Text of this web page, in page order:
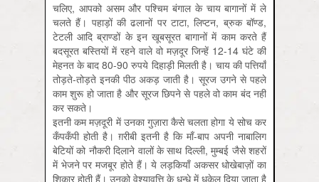
चलिए, आपको असम और पश्चिम बंगाल के चाय बागानों में ले
चलते हैं। पहाड़ों की ढलानों पर टाटा, लिप्टन, ब्रुक बॉण्ड,
टेटली आदि ब्राण्डों के इन खूबसूरत बागानों में काम करते हैं
बदसूरत बस्तियों में रहने वाले वो मज़दूर जिन्हें 12-14 घंटे की
मेहनत के बाद 80-90 रुपये दिहाड़ी मिलती है। चाय की पत्तियाँ
तोड़ते-तोड़ते इनकी पीठ अकड़ जाती है। सूरज उगने से पहले
काम शुरू हो जाता है और सूरज छिपने से पहले वो काम बंद नहीं
कर सकते।
इतनी कम मज़दूरी में उनका गुज़ारा कैसे चलता होगा ये सोच कर
कँपकँपी होती है। ग़रीबी इतनी है कि माँ-बाप अपनी नाबालिग
बेटियों को नौकरी दिलाने वालों के साथ दिल्ली, मुम्बई जैसे शहरों
में भेजने पर मजबूर होते हैं। ये लड़कियाँ अकसर धोखेबाज़ों का
शिकार होती हैं। उनको वेश्यावृत्ति के धन्धे में धकेल दिया जाता है